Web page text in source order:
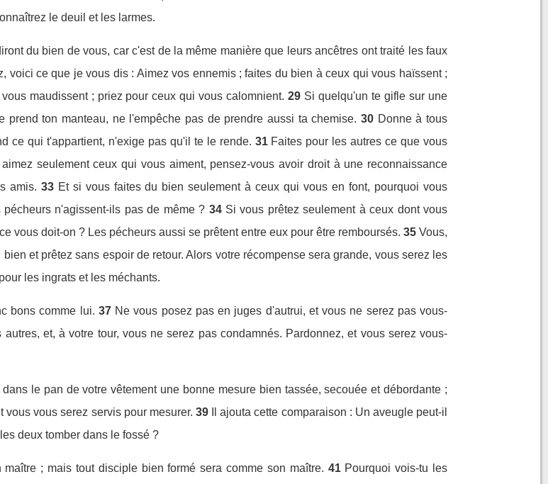
le deuil et les larmes.
du bien de vous, car c'est de la même manière que leurs ancêtres ont traité les faux
voici ce que je vous dis : Aimez vos ennemis ; faites du bien à ceux qui vous haïssent ;
maudissent ; priez pour ceux qui vous calomnient. 29 Si quelqu'un te gifle sur une
prend ton manteau, ne l'empêche pas de prendre aussi ta chemise. 30 Donne à tous
ce qui t'appartient, n'exige pas qu'il te le rende. 31 Faites pour les autres ce que vous
seulement ceux qui vous aiment, pensez-vous avoir droit à une reconnaissance
amis. 33 Et si vous faites du bien seulement à ceux qui vous en font, pourquoi vous
n'agissent-ils pas de même ? 34 Si vous prêtez seulement à ceux dont vous
vous doit-on ? Les pécheurs aussi se prêtent entre eux pour être remboursés. 35 Vous,
et prêtez sans espoir de retour. Alors votre récompense sera grande, vous serez les
les ingrats et les méchants.
bons comme lui. 37 Ne vous posez pas en juges d'autrui, et vous ne serez pas vous-
et, à votre tour, vous ne serez pas condamnés. Pardonnez, et vous serez vous-
le pan de votre vêtement une bonne mesure bien tassée, secouée et débordante ;
vous serez servis pour mesurer. 39
Il ajouta cette comparaison : Un aveugle peut-il
deux tomber dans le fossé ?
; mais tout disciple bien formé sera comme son maître. 41 Pourquoi vois-tu les